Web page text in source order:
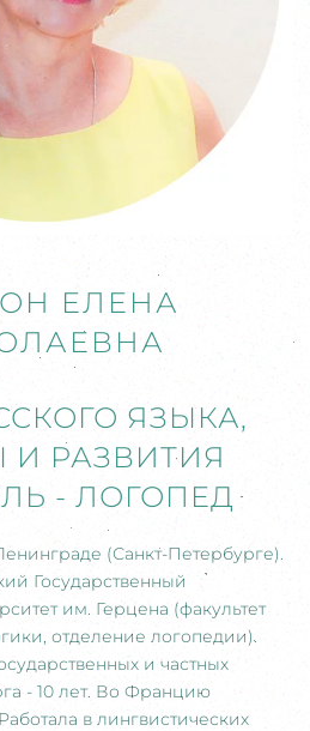
ЕЛЕНА
ЯЗЫКА,
И РАЗВИТИЯ
- ЛОГОПЕД
(Санкт-Петербурге).
Государственный
им. Герцена (факультет
отделение логопедии).
и частных
- 10 лет. Во Францию
в лингвистических